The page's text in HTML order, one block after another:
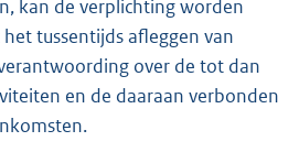
kan de verplichting worden
tussentijds afleggen van
over de tot dan
en de daaraan verbonden